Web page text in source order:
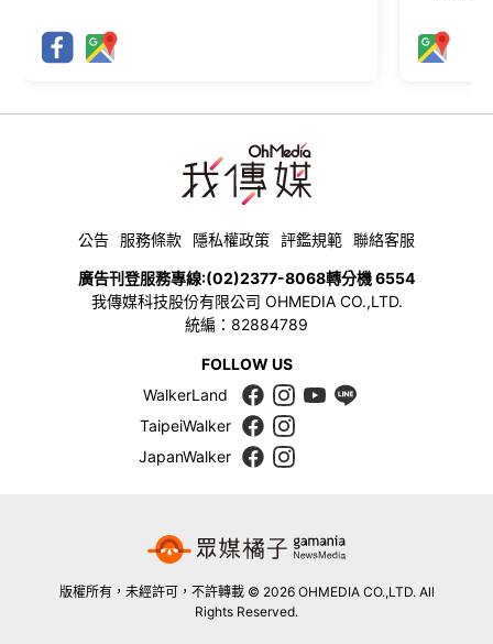
公告 服務條款 隱私權政策 評鑑規範 聯絡客服
廣告刊登服務專線:(02)2377-8068轉分機 6554
我傳媒科技股份有限公司 OHMEDIA CO.,LTD.
統編：82884789
FOLLOW US
WalkerLand
TaipeiWalker
JapanWalker
版權所有，未經許可，不許轉載 © 2026 OHMEDIA CO.,LTD. All
Rights Reserved.